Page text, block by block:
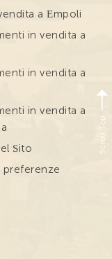
a Empoli
in vendita a
in vendita a
in vendita a
Sito
preferenze
Scroll Top